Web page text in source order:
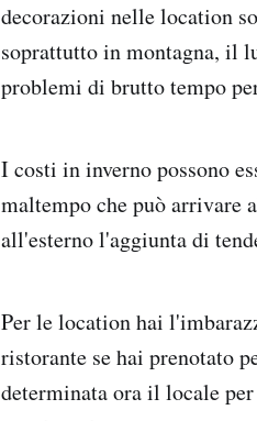
decorazioni nelle location
soprattutto in montagna, il
problemi di brutto tempo
I costi in inverno possono
maltempo che può
all'esterno l'aggiunta di
Per le location hai
ristorante se hai prenotato
determinata ora il locale